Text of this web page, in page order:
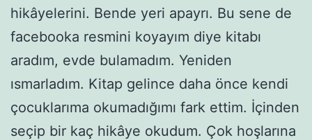
hikâyelerini. Bende yeri apayrı. Bu sene de
facebooka resmini koyayım diye kitabı
aradım, evde bulamadım. Yeniden
ısmarladım. Kitap gelince daha önce kendi
çocuklarıma okumadığımı fark ettim. İçinden
seçip bir kaç hikâye okudum. Çok hoşlarına